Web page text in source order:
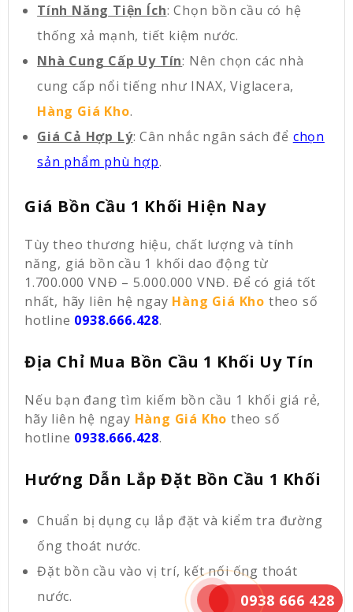
Tính Năng Tiện Ích: Chọn bồn cầu có hệ
thống xả mạnh, tiết kiệm nước.
Nhà Cung Cấp Uy Tín: Nên chọn các nhà
cung cấp nổi tiếng như INAX, Viglacera,
Hàng Giá Kho.
Giá Cả Hợp Lý: Cân nhắc ngân sách để chọn
sản phẩm phù hợp.
Giá Bồn Cầu 1 Khối Hiện Nay
Tùy theo thương hiệu, chất lượng và tính
năng, giá bồn cầu 1 khối dao động từ
1.700.000 VNĐ – 5.000.000 VNĐ. Để có giá tốt
nhất, hãy liên hệ ngay Hàng Giá Kho theo số
hotline 0938.666.428.
Địa Chỉ Mua Bồn Cầu 1 Khối Uy Tín
Nếu bạn đang tìm kiếm bồn cầu 1 khối giá rẻ,
hãy liên hệ ngay Hàng Giá Kho theo số
hotline 0938.666.428.
Hướng Dẫn Lắp Đặt Bồn Cầu 1 Khối
Chuẩn bị dụng cụ lắp đặt và kiểm tra đường
ống thoát nước.
Đặt bồn cầu vào vị trí, kết nối ống thoát
nước.
0938 666 428